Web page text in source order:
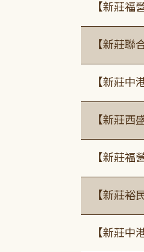
【新莊福
【新莊聯
【新莊中
【新莊西
【新莊福
【新莊裕
【新莊中